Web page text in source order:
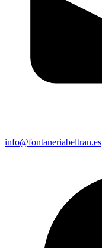
info@fontaneriabeltran.es